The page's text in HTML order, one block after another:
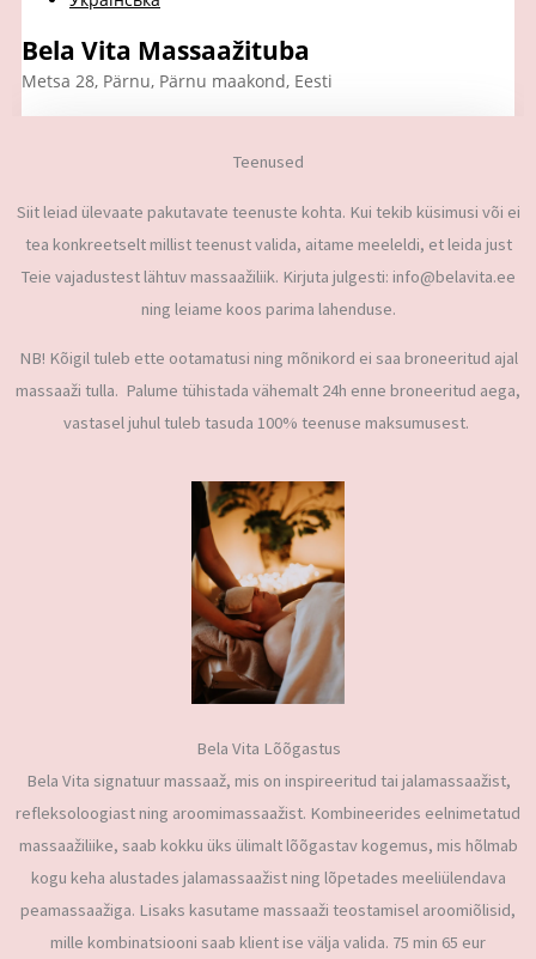
Teenused
Siit leiad ülevaate pakutavate teenuste kohta. Kui tekib küsimusi või ei
tea konkreetselt millist teenust valida, aitame meeleldi, et leida just
Teie vajadustest lähtuv massaažiliik. Kirjuta julgesti: info@belavita.ee
ning leiame koos parima lahenduse.
NB! Kõigil tuleb ette ootamatusi ning mõnikord ei saa broneeritud ajal
massaaži tulla. Palume tühistada vähemalt 24h enne broneeritud aega,
vastasel juhul tuleb tasuda 100% teenuse maksumusest.
Bela Vita Lõõgastus
Bela Vita signatuur massaaž, mis on inspireeritud tai jalamassaažist,
refleksoloogiast ning aroomimassaažist. Kombineerides eelnimetatud
massaažiliike, saab kokku üks ülimalt lõõgastav kogemus, mis hõlmab
kogu keha alustades jalamassaažist ning lõpetades meeliülendava
peamassaažiga. Lisaks kasutame massaaži teostamisel aroomiõlisid,
mille kombinatsiooni saab klient ise välja valida. 75 min 65 eur